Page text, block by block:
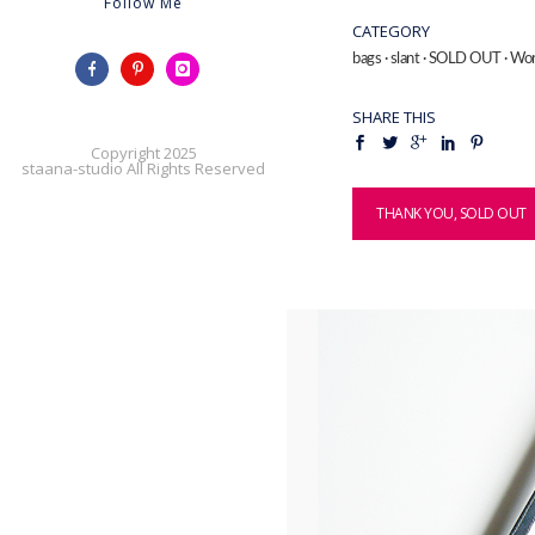
Copyright 2025
staana-studio All Rights Reserved
CATEGORY
bags ·slant·SOLD OUT ·
SHARE THIS
THANK YOU, SOLD OUT